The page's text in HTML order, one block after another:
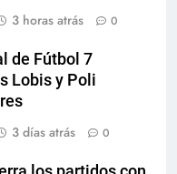
3 horas atrás 0
de Fútbol 7
Lobis y Poli
3 días atrás 0